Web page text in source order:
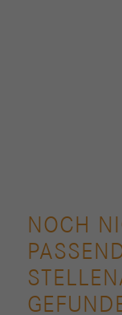
NOCH